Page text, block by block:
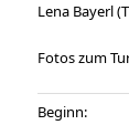
Lena Bayerl
Fotos zum
Beginn: